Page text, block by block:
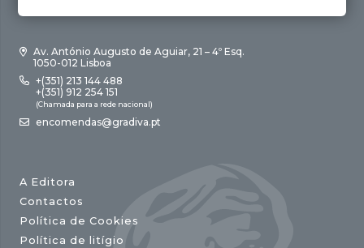
Av. António Augusto de Aguiar, 21 – 4º Esq.
1050-012 Lisboa
+(351) 213 144 488
+(351) 912 254 151
(Chamada para a rede nacional)
encomendas@gradiva.pt
A Editora
Contactos
Política de Cookies
Política de litígio